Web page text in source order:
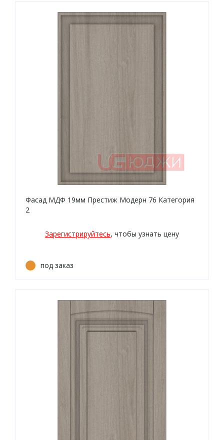
Фасад МДФ 19мм Престиж Модерн 76 Категория
2
Зарегистрируйтесь, чтобы узнать цену
под заказ